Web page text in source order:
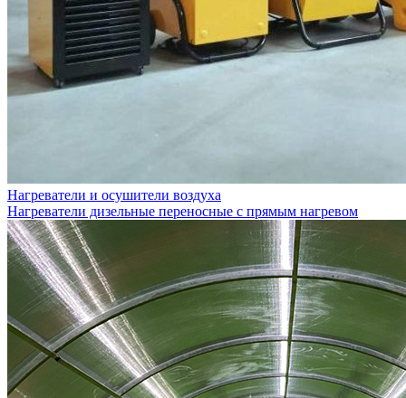
Нагреватели и осушители воздуха
Нагреватели дизельные переносные с прямым нагревом